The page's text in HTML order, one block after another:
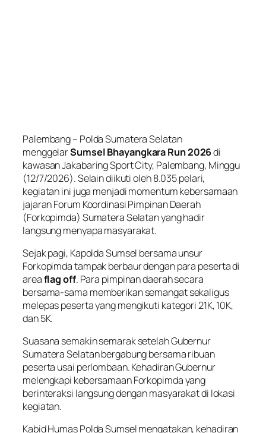
Palembang – Polda Sumatera Selatan
menggelarSumsel Bhayangkara Run 2026di
kawasan Jakabaring Sport City, Palembang, Minggu
(12/7/2026). Selain diikuti oleh 8.035 pelari,
kegiatan ini juga menjadi momentum kebersamaan
jajaran Forum Koordinasi Pimpinan Daerah
(Forkopimda) Sumatera Selatan yang hadir
langsung menyapa masyarakat.
Sejak pagi, Kapolda Sumsel bersama unsur
Forkopimda tampak berbaur dengan para peserta di
areaflag off. Para pimpinan daerah secara
bersama-sama memberikan semangat sekaligus
melepas peserta yang mengikuti kategori 21K, 10K,
dan 5K.
Suasana semakin semarak setelah Gubernur
Sumatera Selatan bergabung bersama ribuan
peserta usai perlombaan. Kehadiran Gubernur
melengkapi kebersamaan Forkopimda yang
berinteraksi langsung dengan masyarakat di lokasi
kegiatan.
Kabid Humas Polda Sumsel mengatakan, kehadiran